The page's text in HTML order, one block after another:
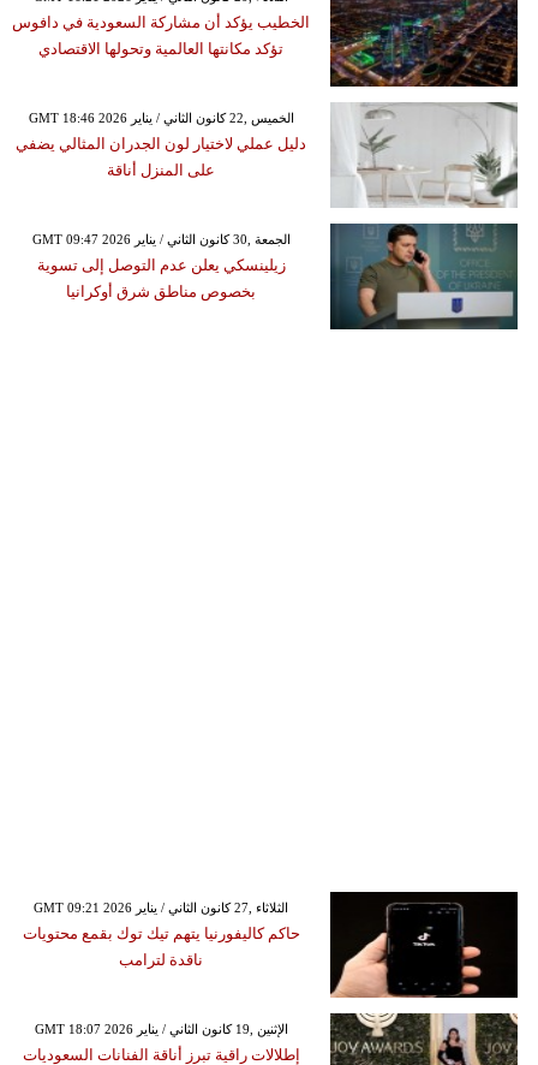
الخطيب يؤكد أن مشاركة السعودية في دافوس
تؤكد مكانتها العالمية وتحولها الاقتصادي
GMT 18:46 2026 الخميس ,22 كانون الثاني / يناير
دليل عملي لاختيار لون الجدران المثالي يضفي
على المنزل أناقة
GMT 09:47 2026 الجمعة ,30 كانون الثاني / يناير
زيلينسكي يعلن عدم التوصل إلى تسوية
بخصوص مناطق شرق أوكرانيا
GMT 09:21 2026 الثلاثاء ,27 كانون الثاني / يناير
حاكم كاليفورنيا يتهم تيك توك بقمع محتويات
ناقدة لترامب
GMT 18:07 2026 الإثنين ,19 كانون الثاني / يناير
إطلالات راقية تبرز أناقة الفنانات السعوديات